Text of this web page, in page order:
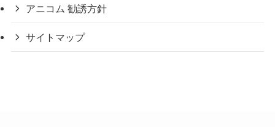
アニコム 勧誘方針
サイトマップ